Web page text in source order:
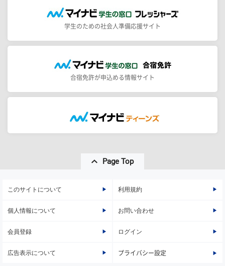
学生のための社会人準備応援サイト
合宿免許が申込める情報サイト
Page Top
このサイトについて 利用規約
個人情報について お問い合わせ
会員登録 ログイン
広告表示について プライバシー設定